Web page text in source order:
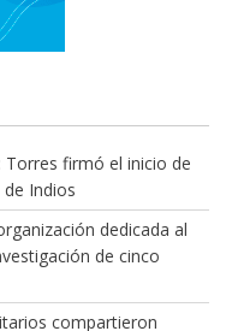
firmó el inicio de
Indios
dedicada al
de cinco
compartieron